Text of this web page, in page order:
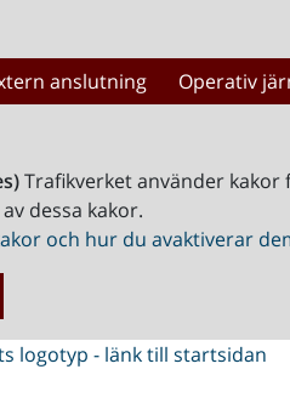
anslutning Operativ
Trafikverket använder kakor
dessa kakor.
och hur du avaktiverar